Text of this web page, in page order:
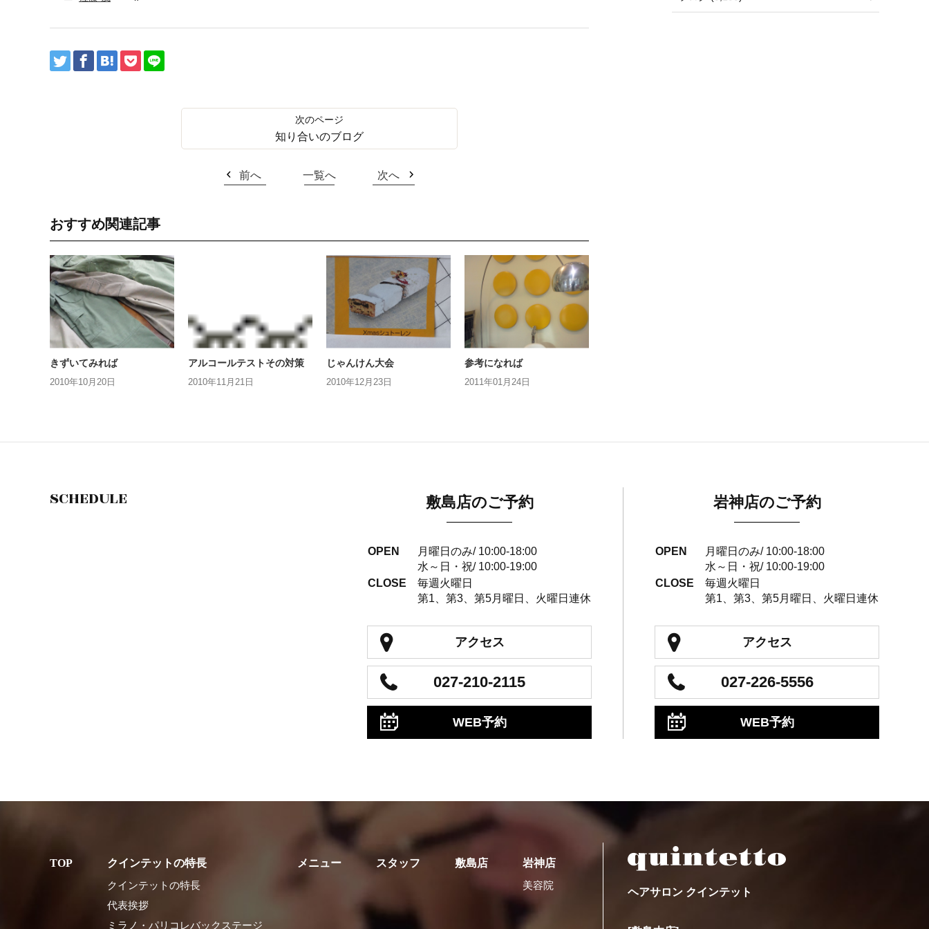
知り合いのブログ
前へ 一覧へ 次へ
おすすめ関連記事
きずいてみれば
2010年10月20日
アルコールテストその対策
2010年11月21日
じゃんけん大会
2010年12月23日
参考になれば
2011年01月24日
SCHEDULE 敷島店のご予約
OPEN
月曜日のみ/ 10:00-18:00
水～日・祝/ 10:00-19:00
CLOSE
毎週火曜日
第1、第3、第5月曜日、火曜日連休
アクセス
027-210-2115
WEB予約
岩神店のご予約
OPEN
月曜日のみ/ 10:00-18:00
水～日・祝/ 10:00-19:00
CLOSE
毎週火曜日
第1、第3、第5月曜日、火曜日連休
アクセス
027-226-5556
WEB予約
クインテットの特長
クインテットの特長
代表挨拶
ミラノ・パリコレバックステージ
メニュー スタッフ 敷島店
岩神店
美容院
ヘアサロン クインテット